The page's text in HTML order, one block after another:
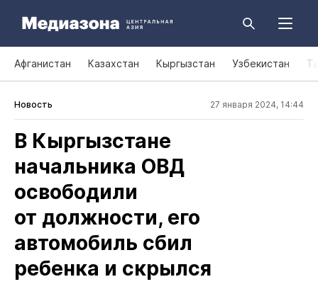
Афганистан Казахстан Кыргызстан Узбекистан
Новость 27 января 2024, 14:44
В Кыргызстане
начальника ОВД
освободили
от должности, его
автомобиль сбил
ребенка и скрылся